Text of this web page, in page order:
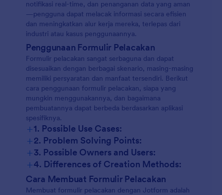
notifikasi real-time, dan penanganan data yang aman
—pengguna dapat melacak informasi secara efisien
dan meningkatkan alur kerja mereka, terlepas dari
industri atau kasus penggunaannya.
Penggunaan Formulir Pelacakan
Formulir pelacakan sangat serbaguna dan dapat
disesuaikan dengan berbagai skenario, masing-masing
memiliki persyaratan dan manfaat tersendiri. Berikut
cara penggunaan formulir pelacakan, siapa yang
mungkin menggunakannya, dan bagaimana
pembuatannya dapat berbeda berdasarkan aplikasi
spesifiknya.
+1. Possible Use Cases:
+2. Problem Solving Points:
+3. Possible Owners and Users:
+4. Differences of Creation Methods:
Pelacakan Inventaris:
Cara Membuat Formulir Pelacakan
Membuat formulir pelacakan dengan Jotform adalah